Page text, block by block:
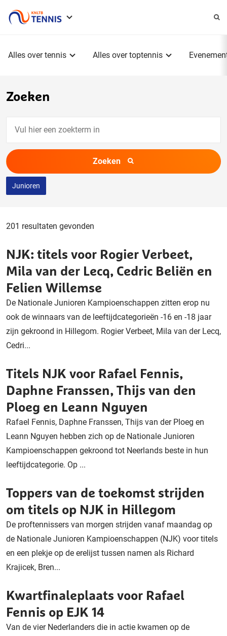
Alles over tennis Alles over toptennis
Zoeken
een
zoekterm
in
Zoeken
Junioren
201 resultaten gevonden
NJK: titels voor Rogier Verbeet,
Mila van der Lecq, Cedric Beliën en
Felien Willemse
De Nationale Junioren Kampioenschappen zitten erop nu
ook de winnaars van de leeftijdcategorieën -16 en -18 jaar
zijn gekroond in Hillegom. Rogier Verbeet, Mila van der Lecq,
Cedri...
Titels NJK voor Rafael Fennis,
Daphne Franssen, Thijs van den
Ploeg en Leann Nguyen
Rafael Fennis, Daphne Franssen, Thijs van der Ploeg en
Leann Nguyen hebben zich op de Nationale Junioren
Kampioenschappen gekroond tot Neerlands beste in hun
leeftijdcategorie. Op ...
Toppers van de toekomst strijden
om titels op NJK in Hillegom
De proftennissers van morgen strijden vanaf maandag op
de Nationale Junioren Kampioenschappen (NJK) voor titels
en een plekje op de erelijst tussen namen als Richard
Krajicek, Bren...
Kwartfinaleplaats voor Rafael
Fennis op EJK 14
Van de vier Nederlanders die in actie kwamen op de